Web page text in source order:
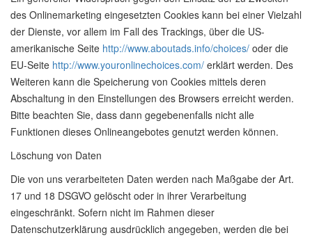
des Onlinemarketing eingesetzten Cookies kann bei einer Vielzahl
der Dienste, vor allem im Fall des Trackings, über die US-
amerikanische Seite http://www.aboutads.info/choices/ oder die
EU-Seite http://www.youronlinechoices.com/ erklärt werden. Des
Weiteren kann die Speicherung von Cookies mittels deren
Abschaltung in den Einstellungen des Browsers erreicht werden.
Bitte beachten Sie, dass dann gegebenenfalls nicht alle
Funktionen dieses Onlineangebotes genutzt werden können.
Löschung von Daten
Die von uns verarbeiteten Daten werden nach Maßgabe der Art.
17 und 18 DSGVO gelöscht oder in ihrer Verarbeitung
eingeschränkt. Sofern nicht im Rahmen dieser
Datenschutzerklärung ausdrücklich angegeben, werden die bei